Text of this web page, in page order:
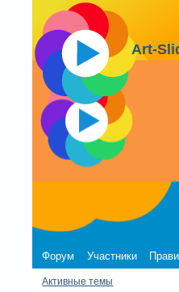
Art-
Форум Участники
Активные темы